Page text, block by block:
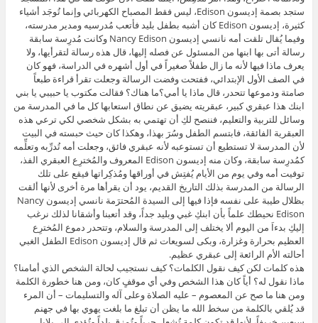
ستجد بصمة إديسون Edison، ليس فقط المصباح الكهربائي وإنما تُوجَد أشياء
كثيرة، إديسون Edison كان أشبه بطفل بليد فأتعب مُدرسيه ومدير مدرسته،
وفيما يُقال تلقت أمه نانسي إديسون Nancy Edison وكانت مُدرِسة سابقة
رسالة أتى بها ابنها من المسئول عن فصله إليها، قال هذه رسالة لتقرأيها، ولا
يعرف ماذا فيها لأنه ما زال طفلاً صغيراً في أول أشهره في الدراسة، فهو كان
في الصف الأول الإبتدائي، ففتحت وفضت الرسالة وجعلت تقرأ قراءة طبعاً
صامتة ودموعها تتحدر، قال ماذا يا أمي؟ما هناك؟ فقالت مكتوب يا حبيبي يا بني
ابنك هذا عبقري كبير، عبقريته يضيق عن نطاق استعابها كل ما في المدرسة من
وسائل للتربية والتعليم، فننصح لكِ أن تهتمي به بشكل شخصي لكي ترعي هذه
العبقرية الفائقة، فابتسم الطفل وسُرَ بهذا، وهكذا كان حيث حبسته في البيت
لأن المدرسة لا تستطيع أن تستوعبه لأنه عبقري فائق، وجعلت أمه تُدرِّبه وتعلِّمه
كمُدرِسة سابقة، وكان منه إديسون Edison المعروف والمُخترِع العبقري الفذ،
توفيت أمه وفي يوم من الأيام يُفتِش في أوراقها ومُذكِراتها فيقع على تلك
الرسالة من المدرسة بذلك التاريخ القديم، يود أن يقرأها مرة أخرى لأنها ألقت
بظلال طيبة على نفسه فإذا فيها إلى السيدة المُحترَمة نانسي إديسون Nancy
Edison نحيطك علماً بأن ابنكِ غبي وبليد جداً، وقد أتعبنا وأشقانا لذلك نرغب
إليكِ بدءاَ من اليوم ألا يختلف إلى المدرسة والسلام، وتتحدر دموع المُخترِع
العظيم بحرارة وغزارة، وبكى لسويعات ثم قال إديسون Edison الطفل الغبي
أحالته الأم الرائعة إلى عبقري عظيم.
هذه كلمات لكن كيف نقول الكلمات؟ كيف نستجيب لحالة الشخص الذي أمامنا؟
ماذا نقول له؟ أياً كان هذا الشخص وفي أي موقفٍ كان، ومن هنا خطورة الكلمة
ومن هنا ما صح عن المعصوم – عليه الصلاة وعلى آله والتسليمات – أن المرء
قد يُلقي بالكلمة من سخط الله ما يظن أن تبلغ ما بلغت يهوي بها في جهنم